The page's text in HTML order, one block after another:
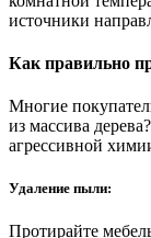
источники
Как правильно
Многие
из массива
агрессивной
Удаление пыли:
Протирайте